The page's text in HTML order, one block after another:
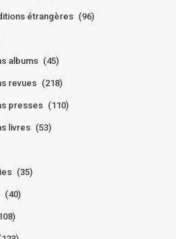
étrangères (96)
albums (45)
revues (218)
presses (110)
livres (53)
(35)
(40)